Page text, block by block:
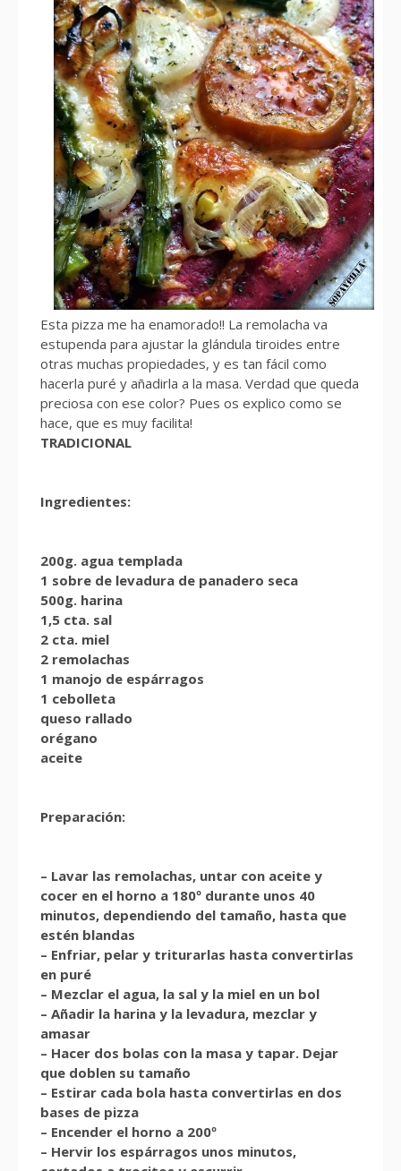
Esta pizza me ha enamorado!! La remolacha va
estupenda para ajustar la glándula tiroides entre
otras muchas propiedades, y es tan fácil como
hacerla puré y añadirla a la masa. Verdad que queda
preciosa con ese color? Pues os explico como se
hace, que es muy facilita!
TRADICIONAL
Ingredientes:
200g. agua templada
1 sobre de levadura de panadero seca
500g. harina
1,5 cta. sal
2 cta. miel
2 remolachas
1 manojo de espárragos
1 cebolleta
queso rallado
orégano
aceite
Preparación:
– Lavar las remolachas, untar con aceite y
cocer en el horno a 180º durante unos 40
minutos, dependiendo del tamaño, hasta que
estén blandas
– Enfriar, pelar y triturarlas hasta convertirlas
en puré
– Mezclar el agua, la sal y la miel en un bol
– Añadir la harina y la levadura, mezclar y
amasar
– Hacer dos bolas con la masa y tapar. Dejar
que doblen su tamaño
– Estirar cada bola hasta convertirlas en dos
bases de pizza
– Encender el horno a 200º
– Hervir los espárragos unos minutos,